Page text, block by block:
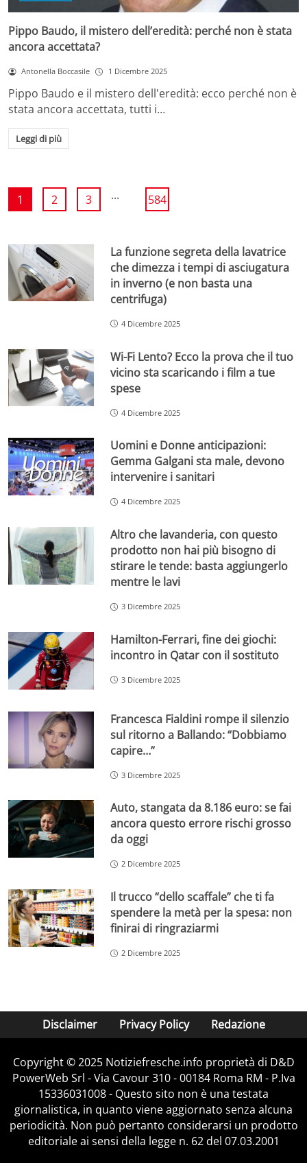
Pippo Baudo, il mistero dell’eredità: perché non è stata
ancora accettata?
Antonella Boccasile 1 Dicembre 2025
Pippo Baudo e il mistero dell'eredità: ecco perché non è
stata ancora accettata, tutti i…
Leggi di più
1 2 3 ... 584
La funzione segreta della lavatrice
che dimezza i tempi di asciugatura
in inverno (e non basta una
centrifuga)
4 Dicembre 2025
Wi-Fi Lento? Ecco la prova che il tuo
vicino sta scaricando i film a tue
spese
4 Dicembre 2025
Uomini e Donne anticipazioni:
Gemma Galgani sta male, devono
intervenire i sanitari
4 Dicembre 2025
Altro che lavanderia, con questo
prodotto non hai più bisogno di
stirare le tende: basta aggiungerlo
mentre le lavi
3 Dicembre 2025
Hamilton-Ferrari, fine dei giochi:
incontro in Qatar con il sostituto
3 Dicembre 2025
Francesca Fialdini rompe il silenzio
sul ritorno a Ballando: “Dobbiamo
capire…”
3 Dicembre 2025
Auto, stangata da 8.186 euro: se fai
ancora questo errore rischi grosso
da oggi
2 Dicembre 2025
Il trucco “dello scaffale” che ti fa
spendere la metà per la spesa: non
finirai di ringraziarmi
2 Dicembre 2025
Disclaimer Privacy Policy Redazione
Copyright © 2025 Notiziefresche.info proprietà di D&D
PowerWeb Srl - Via Cavour 310 - 00184 Roma RM - P.Iva
15336031008 - Questo sito non è una testata
giornalistica, in quanto viene aggiornato senza alcuna
periodicità. Non può pertanto considerarsi un prodotto
editoriale ai sensi della legge n. 62 del 07.03.2001